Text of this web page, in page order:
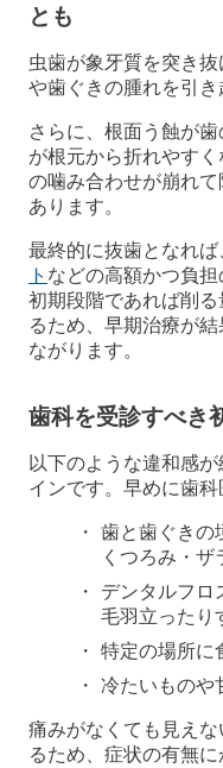
とも
虫歯が象牙質を突き
や歯ぐきの腫れを引き
さらに、根面う蝕が
が根元から折れやす
の噛み合わせが崩れ
あります。
最終的に抜歯となれば
ト などの高額かつ負担
初期段階であれば削
るため、早期治療が
ながります。
歯科を受診すべき
以下のような違和感
インです。早めに歯科
歯と歯ぐきの
くつろみ・ザ
デンタルフロ
毛羽立ったり
特定の場所に
冷たいものや
痛みがなくても見え
るため、症状の有無